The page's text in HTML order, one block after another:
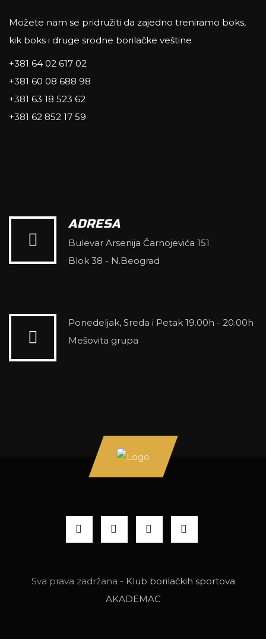
Možete nam se pridružiti da zajedno treniramo boks,
kik boks i druge srodne borilačke veštine
+381 64 02 617 02
+381 60 08 688 98
+381 63 18 523 62
+381 62 852 17 59
ADRESA
Bulevar Arsenija Čarnojevića 151
Blok 38 - N.Beograd
Ponedeljak, Sreda i Petak 19.00h - 20.00h
Mešovita grupa
Sva prava zadržana - Klub borilačkih sportova
AKADEMAC